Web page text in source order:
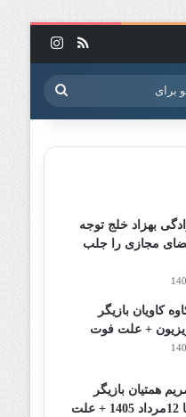
خوراک
جستجو
برای
بهزاد خلج توجه
مجازی را جلب
کاویان بازیگر
+ علت فوت
همتیان بازیگر
جوان سینما 12مرداد 1405 + علت